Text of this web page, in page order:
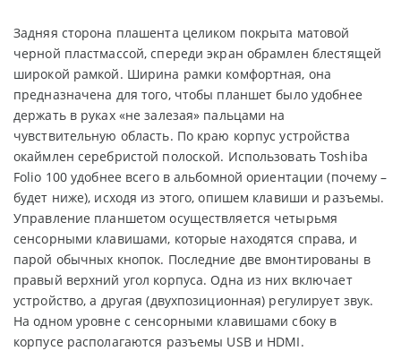
Задняя сторона плашента целиком покрыта матовой
черной пластмассой, спереди экран обрамлен блестящей
широкой рамкой. Ширина рамки комфортная, она
предназначена для того, чтобы планшет было удобнее
держать в руках «не залезая» пальцами на
чувствительную область. По краю корпус устройства
окаймлен серебристой полоской. Использовать Toshiba
Folio 100 удобнее всего в альбомной ориентации (почему –
будет ниже), исходя из этого, опишем клавиши и разъемы.
Управление планшетом осуществляется четырьмя
сенсорными клавишами, которые находятся справа, и
парой обычных кнопок. Последние две вмонтированы в
правый верхний угол корпуса. Одна из них включает
устройство, а другая (двухпозиционная) регулирует звук.
На одном уровне с сенсорными клавишами сбоку в
корпусе располагаются разъемы USB и HDMI.